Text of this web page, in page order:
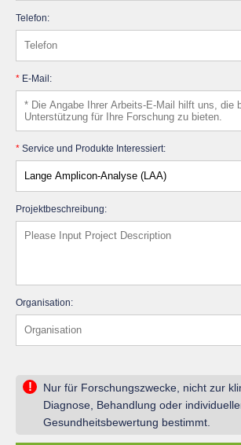
Telefon:
* E-Mail:
* Service und Produkte Interessiert:
Projektbeschreibung:
Organisation:
!
Nur für Forschungszwecke, nicht zur
Diagnose, Behandlung oder
Gesundheitsbewertung bestimmt.